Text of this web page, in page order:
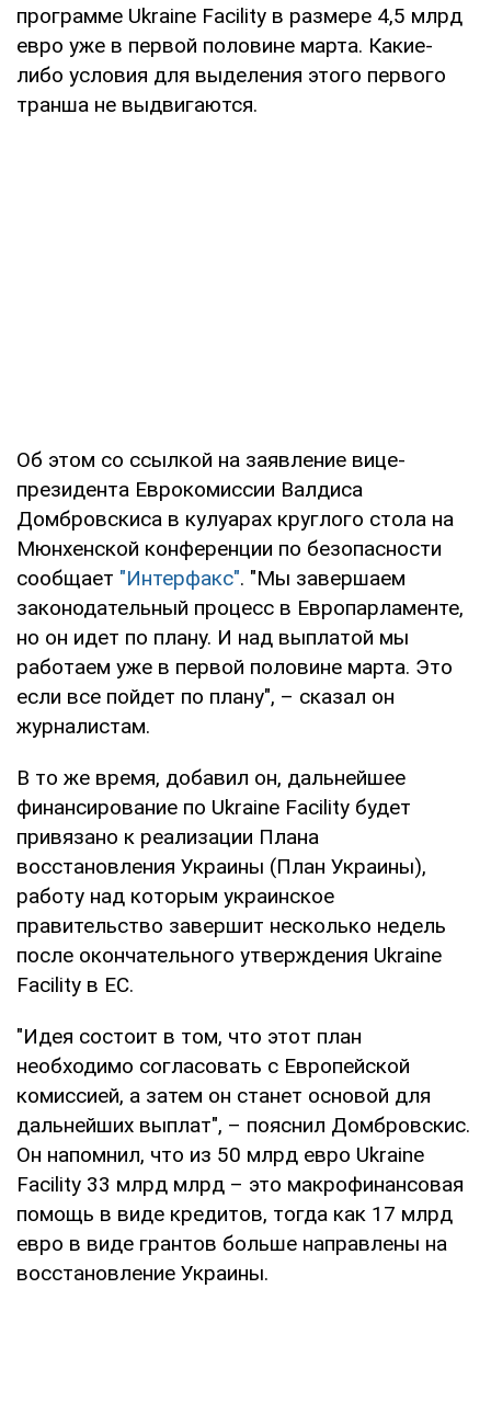
программе Ukraine Facility в размере 4,5 млрд
евро уже в первой половине марта. Какие-
либо условия для выделения этого первого
транша не выдвигаются.
Об этом со ссылкой на заявление вице-
президента Еврокомиссии Валдиса
Домбровскиса в кулуарах круглого стола на
Мюнхенской конференции по безопасности
сообщает "Интерфакс". "Мы завершаем
законодательный процесс в Европарламенте,
но он идет по плану. И над выплатой мы
работаем уже в первой половине марта. Это
если все пойдет по плану", – сказал он
журналистам.
В то же время, добавил он, дальнейшее
финансирование по Ukraine Facility будет
привязано к реализации Плана
восстановления Украины (План Украины),
работу над которым украинское
правительство завершит несколько недель
после окончательного утверждения Ukraine
Facility в ЕС.
"Идея состоит в том, что этот план
необходимо согласовать с Европейской
комиссией, а затем он станет основой для
дальнейших выплат", – пояснил Домбровскис.
Он напомнил, что из 50 млрд евро Ukraine
Facility 33 млрд млрд – это макрофинансовая
помощь в виде кредитов, тогда как 17 млрд
евро в виде грантов больше направлены на
восстановление Украины.